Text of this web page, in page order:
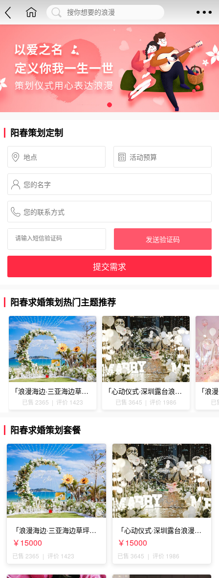
阳春策划定制
发送验证码
提交需求
阳春求婚策划热门主题推荐
「浪漫海边·三亚海边草坪浪漫求婚」
已售 2365 | 评价 1423
「心动仪式·深圳露台浪漫求婚」
已售 3645 | 评价 1986 已
阳春求婚策划套餐
「浪漫海边·三亚海边草坪浪
漫求婚」
￥15000
已售 2365 | 评价 1423
「心动仪式·深圳露台浪漫求
婚」
￥15000
已售 3645 | 评价 1986